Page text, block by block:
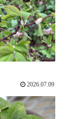
2026.07.09